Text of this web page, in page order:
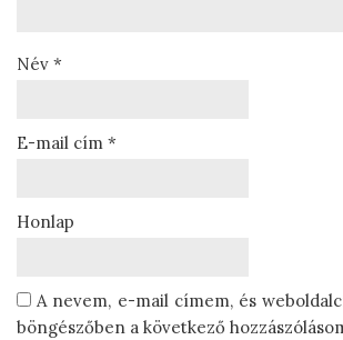
Név *
E-mail cím *
Honlap
A nevem, e-mail címem, és
böngészőben a következő